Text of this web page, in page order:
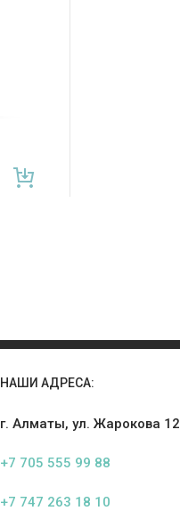
НАШИ АДРЕСА:
г. Алматы, ул. Жарокова
+7 705 555 99 88
+7 747 263 18 10